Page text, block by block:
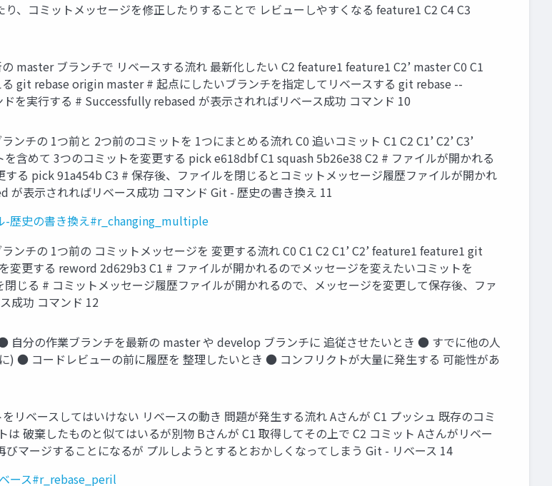
、コミットメッセージを修正したりすることで レビューしやすくなる feature1 C2 C4 C3
master ブランチで リベースする流れ 最新化したい C2 feature1 feature1 C2’ master C0 C1
git rebase origin master # 起点にしたいブランチを指定してリベースする git rebase --
を実行する # Successfully rebased が表示されればリベース成功 コマンド 10
チの 1つ前と 2つ前のコミットを 1つにまとめる流れ C0 追いコミット C1 C2 C1’ C2’ C3’
含めて 3つのコミットを変更する pick e618dbf C1 squash 5b26e38 C2 # ファイルが開かれる
る pick 91a454b C3 # 保存後、ファイルを閉じるとコミットメッセージ履歴ファイルが開かれ
表示されればリベース成功 コマンド Git - 歴史の書き換え 11
歴史の書き換え#r_changing_multiple
チの 1つ前の コミットメッセージを 変更する流れ C0 C1 C2 C1’ C2’ feature1 feature1 git
変更する reword 2d629b3 C1 # ファイルが開かれるのでメッセージを変えたいコミットを
じる # コミットメッセージ履歴ファイルが開かれるので、メッセージを変更して保存後、ファ
成功 コマンド 12
自分の作業ブランチを最新の master や develop ブランチに 追従させたいとき ● すでに他の人
) ● コードレビューの前に履歴を 整理したいとき ● コンフリクトが大量に発生する 可能性があ
ベースしてはいけない リベースの動き 問題が発生する流れ Aさんが C1 プッシュ 既存のコミ
破棄したものと似てはいるが別物 Bさんが C1 取得してその上で C2 コミット Aさんがリベー
びマージすることになるが プルしようとするとおかしくなってしまう Git - リベース 14
ース#r_rebase_peril